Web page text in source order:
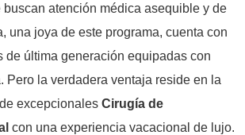
atención médica asequible y de
una joya de este programa, cuenta con
de última generación equipadas con
Pero la verdadera ventaja reside en la
excepcionales Cirugía de
con una experiencia vacacional de lujo.